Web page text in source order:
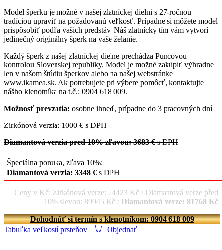
Model šperku je možné v našej zlatníckej dielni s 27-ročnou
tradíciou upraviť na požadovanú veľkosť. Prípadne si môžete model
prispôsobiť podľa vašich predstáv. Náš zlatnícky tím vám vytvorí
jedinečný originálny šperk na vaše želanie.
Každý šperk z našej zlatníckej dielne prechádza Puncovou
kontrolou Slovenskej republiky. Model je možné zakúpiť výhradne
len v našom štúdiu šperkov alebo na našej webstránke
www.ikamea.sk. Ak potrebujete pri výbere pomôcť, kontaktujte
nášho klenotníka na t.č.: 0904 618 009.
Možnosť prevzatia: osobne ihneď, prípadne do 3 pracovných dní
Zirkónová verzia: 1000 € s DPH
Diamantová verzia pred 10% zľavou: 3683 €s DPH
Špeciálna ponuka, zľava 10%:
Diamantová verzia: 3348 € s DPH
Ceny v Kč: Zirkónová verze: 24423 Kč / Diamantová verze před
10% slevou: 89945 Kč/ Diamantová verze: 81768 Kč
Dohodnúť si termín s klenotníkom: 0904 618 009
Tabuľka veľkostí prsteňov
Objednať